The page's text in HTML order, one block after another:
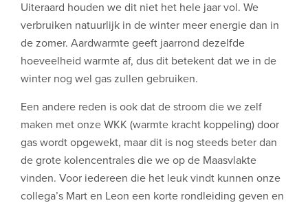
Uiteraard houden we dit niet het hele jaar vol. We
verbruiken natuurlijk in de winter meer energie dan in
de zomer. Aardwarmte geeft jaarrond dezelfde
hoeveelheid warmte af, dus dit betekent dat we in de
winter nog wel gas zullen gebruiken.
Een andere reden is ook dat de stroom die we zelf
maken met onze WKK (warmte kracht koppeling) door
gas wordt opgewekt, maar dit is nog steeds beter dan
de grote kolencentrales die we op de Maasvlakte
vinden. Voor iedereen die het leuk vindt kunnen onze
collega’s Mart en Leon een korte rondleiding geven en